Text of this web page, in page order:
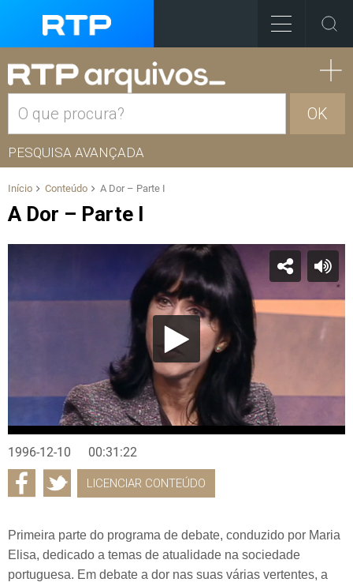
OK
PESQUISA AVANÇADA
Início Conteúdo A Dor – Parte I
A Dor – Parte I
1996-12-10 00:31:22
LICENCIAR CONTEÚDO
Primeira parte do programa de debate, conduzido por Maria
Elisa, dedicado a temas de atualidade na sociedade
portuguesa. Em debate a dor nas suas várias vertentes, a